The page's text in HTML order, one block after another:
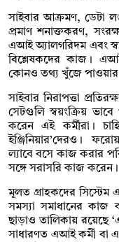
সাইবার আক্রমণ, ডেটা
প্রমাণ শনাক্তকরণ,
এআই অ্যালগরিদম এবং
বিশ্লেষকদের কাজ।
কোনও তথ্য খুঁজে
সাইবার নিরাপত্তা
সেটগুলি স্বয়ংক্রিয় ভাবে
করেন এই কর্মীরা।
ইঞ্জিনিয়ার’দেরও।
ল্যাবে বসে কাজ করার
সঙ্গে সরাসরি কাজ করেন।
মূলত গ্রাহকদের সিস্টেম
সমস্যা সমাধানের কাজ
ছাড়াও তালিকায় রয়েছে
সাধারণত এআই কর্মী বা